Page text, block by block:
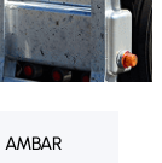
AMBAR